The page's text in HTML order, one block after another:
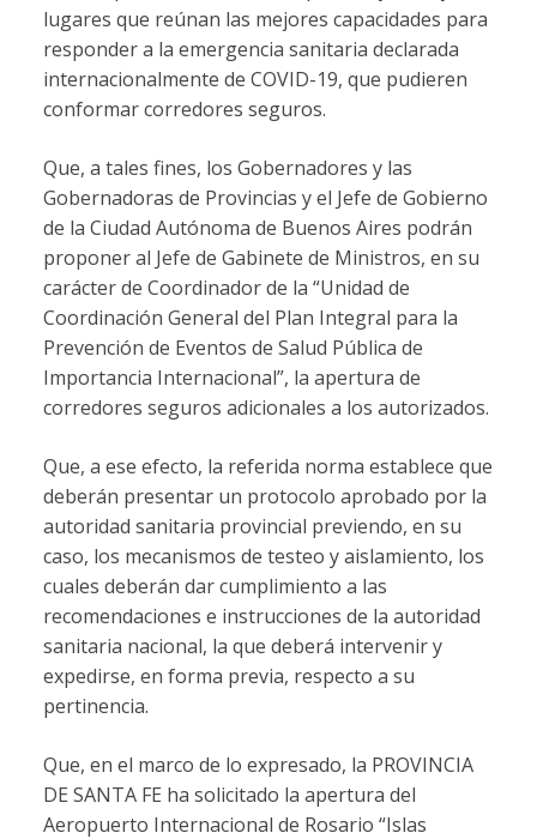
lugares que reúnan las mejores capacidades para
responder a la emergencia sanitaria declarada
internacionalmente de COVID-19, que pudieren
conformar corredores seguros.
Que, a tales fines, los Gobernadores y las
Gobernadoras de Provincias y el Jefe de Gobierno
de la Ciudad Autónoma de Buenos Aires podrán
proponer al Jefe de Gabinete de Ministros, en su
carácter de Coordinador de la “Unidad de
Coordinación General del Plan Integral para la
Prevención de Eventos de Salud Pública de
Importancia Internacional”, la apertura de
corredores seguros adicionales a los autorizados.
Que, a ese efecto, la referida norma establece que
deberán presentar un protocolo aprobado por la
autoridad sanitaria provincial previendo, en su
caso, los mecanismos de testeo y aislamiento, los
cuales deberán dar cumplimiento a las
recomendaciones e instrucciones de la autoridad
sanitaria nacional, la que deberá intervenir y
expedirse, en forma previa, respecto a su
pertinencia.
Que, en el marco de lo expresado, la PROVINCIA
DE SANTA FE ha solicitado la apertura del
Aeropuerto Internacional de Rosario “Islas